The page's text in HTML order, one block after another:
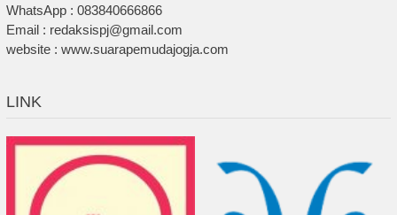
WhatsApp : 083840666866
Email : redaksispj@gmail.com
website : www.suarapemudajogja.com
LINK